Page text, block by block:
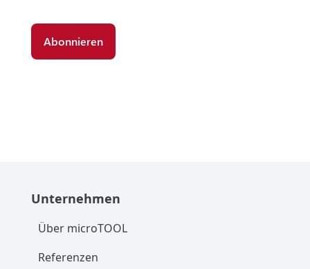
Unternehmen
Über microTOOL
Referenzen